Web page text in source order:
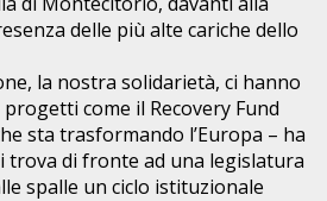
delle più alte cariche dello
la nostra solidarietà, ci hanno
come il Recovery Fund
sta trasformando l’Europa – ha
trova di fronte ad una legislatura
spalle un ciclo istituzionale